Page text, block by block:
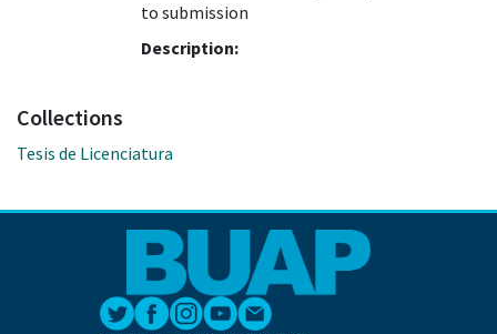
to submission
Description:
Collections
Tesis de Licenciatura